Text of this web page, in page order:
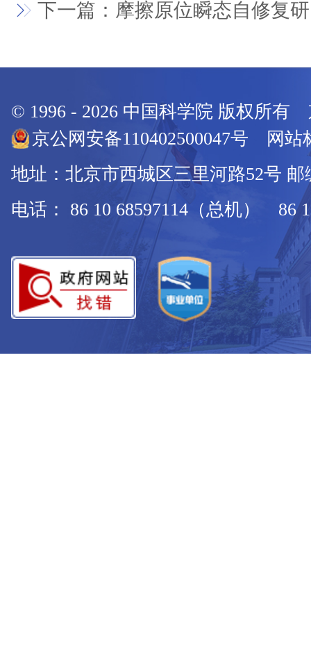
下一篇：摩擦原位瞬态自修复
© 1996 - 2026 中国科学院 版权所有
京公网安备110402500047号 网站
地址：北京市西城区三里河路52号 邮
电话： 86 10 68597114（总机） 86